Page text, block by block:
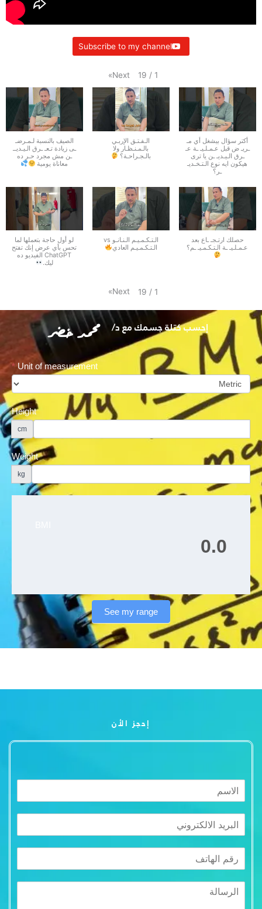
Subscribe to my channel
1
/
19
Next
»
الصيف بالنسبة لـمـرضـ
ـى زيادة تـعـ ـرق الـيـديــ
ـن مش مجرد حـر ده
معاناة يومية
الـفـتـق الإربـي
بالـمـنـظـار ولا
بالـجـراحـة؟
أكتر سؤال بيشغل أي مـ
ـريـ ض قبل عـمـلـيـ ـة عـ
ـرق الـيـديـ ـن يا ترى
هيكون ايه نوع الـتـخـديـ
ـر؟
لو أول حاجة بتعملها لما
تحس بأي عرض إنك تفتح
ChatGPT الفيديو ده
ليك.
الـتـكـمـيـم الـنـانـو vs
الـتـكـمـيـم العادي
حصلك ارتـجـ ـاع بعد
عـمـلـيـ ـة الـتـكـمـيـ ـم؟
1
/
19
Next
»
إحسب كتلة جسمك مع د/ محمد خضر
BMI
Calculator
Unit of measurement
*
Height
cm
Weight
kg
See my range
إحجز الأن